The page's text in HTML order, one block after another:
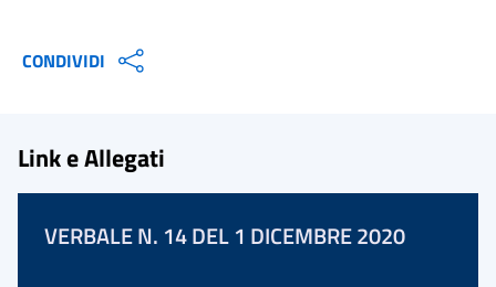
CONDIVIDI
Link e Allegati
VERBALE N. 14 DEL 1 DICEMBRE 2020